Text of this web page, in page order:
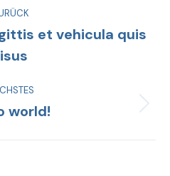
et vehicula quis
world!